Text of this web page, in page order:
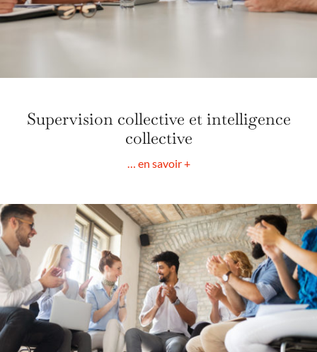
Supervision collective et intelligence
collective
… en savoir +